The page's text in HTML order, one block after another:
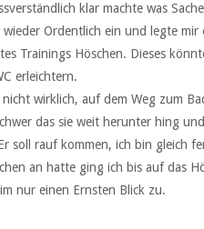
klar machte was
Ordentlich ein und legte mir
Trainings Höschen. Dieses
erleichtern.
wirklich, auf dem Weg zum
das sie weit herunter hing
soll rauf kommen, ich bin gleich
an hatte ging ich bis auf das
nur einen Ernsten Blick zu.